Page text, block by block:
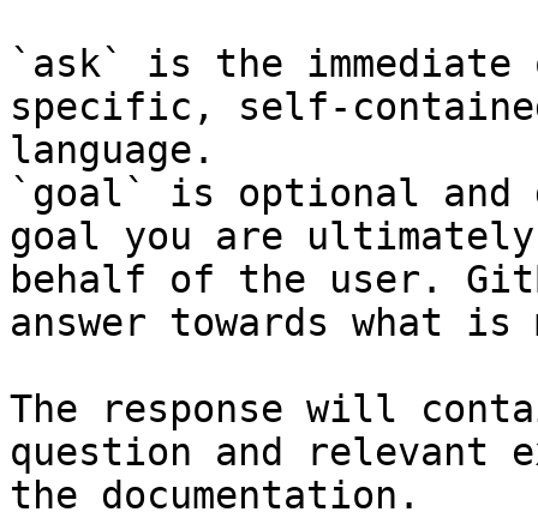
`ask` is the
specific, self-
language.
`goal` is optional and
goal you are
behalf of the user.
answer towards what
The response will
question and relevant
the documentation.